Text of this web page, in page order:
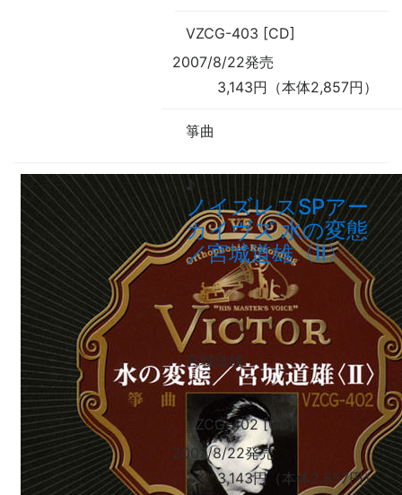
VZCG-403 [CD]
2007/8/22発売
3,143円（本体2,857円）
箏曲
♪
ノイズレスSPアー
カイヴズ 水の変態
／宮城道雄〈Ⅱ〉
宮城道雄
VZCG-402 [CD]
2007/8/22発売
3,143円（本体2,857円）